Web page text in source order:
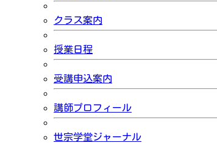
クラス案内
授業日程
受講申込案内
講師プロフィール
世宗学堂ジャーナル